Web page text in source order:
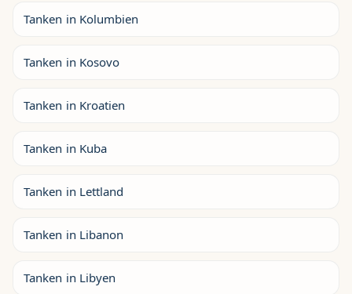
Tanken in Kolumbien
Tanken in Kosovo
Tanken in Kroatien
Tanken in Kuba
Tanken in Lettland
Tanken in Libanon
Tanken in Libyen